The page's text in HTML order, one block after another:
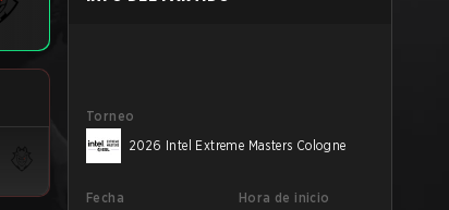
Torneo
2026 Intel Extreme Masters Cologne
Fecha
Hora de inicio